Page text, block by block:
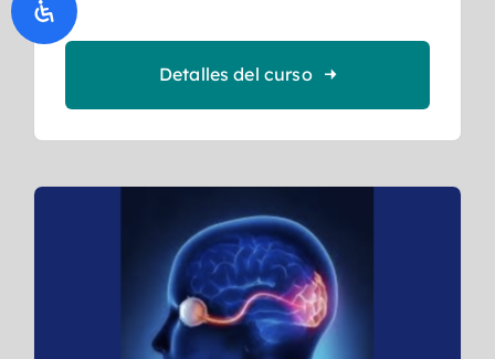
Detalles del curso